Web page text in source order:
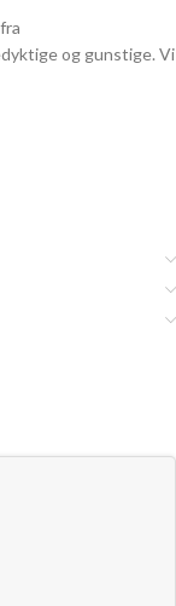
og gunstige. Vi